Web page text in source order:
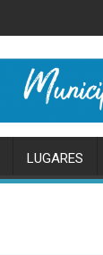
LUGARES